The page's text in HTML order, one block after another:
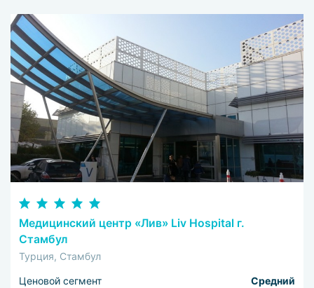
Медицинский центр «Лив» Liv Hospital г.
Стамбул
Турция, Стамбул
Ценовой сегмент Средний